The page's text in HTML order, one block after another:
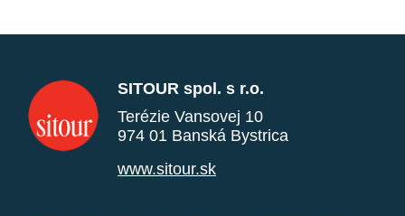
SITOUR spol. s r.o.
Terézie Vansovej 10
974 01 Banská Bystrica
www.sitour.sk